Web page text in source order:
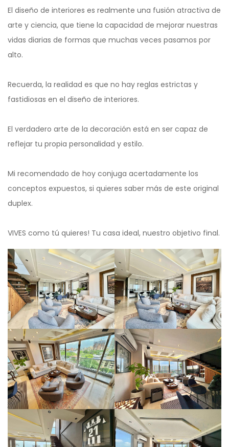
El diseño de interiores es realmente una fusión atractiva de
arte y ciencia, que tiene la capacidad de mejorar nuestras
vidas diarias de formas que muchas veces pasamos por
alto.
Recuerda, la realidad es que no hay reglas estrictas y
fastidiosas en el diseño de interiores.
El verdadero arte de la decoración está en ser capaz de
reflejar tu propia personalidad y estilo.
Mi recomendado de hoy conjuga acertadamente los
conceptos expuestos, si quieres saber más de este original
duplex.
VIVES como tú quieres! Tu casa ideal, nuestro objetivo final.